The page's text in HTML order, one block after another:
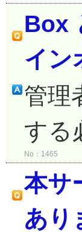
Box
イン
管理
する
No：1465
本サ
あり